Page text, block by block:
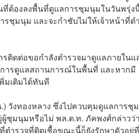
ที่ต้องลงพื้นที่ดูแลการชุมนุมในวันพรุ่ง
ชุมนุม และจะกำชับไม่ให้เจ้าหน้าที่ต
ติดต่อขอกำลังตำรวจมาดูแลภายในแ
การดูแลสถานการณ์ในพื้นที่ และหากมี
มเติมได้ทันที
วังทองหลาง ซึ่งไปควบคุมดูแลการชุ
ชุมนุมหรือไม่ พล.ต.ท. ภัคพงศ์กล่าวว่า
ตำรวจที่ติดเชื้อขณะนี้ก็ยังรักษาตัวอยู่